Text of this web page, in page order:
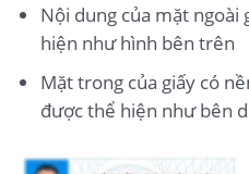
Nội dung của mặt ngoài
hiện như hình bên trên
Mặt trong của giấy có
được thể hiện như bên